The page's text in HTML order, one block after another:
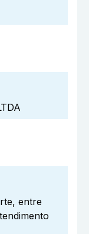
entre